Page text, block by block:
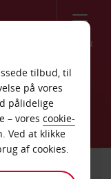
Menu
tilbud, til
på vores
pålidelige
– vores cookie-
Ved at klikke
af cookies.